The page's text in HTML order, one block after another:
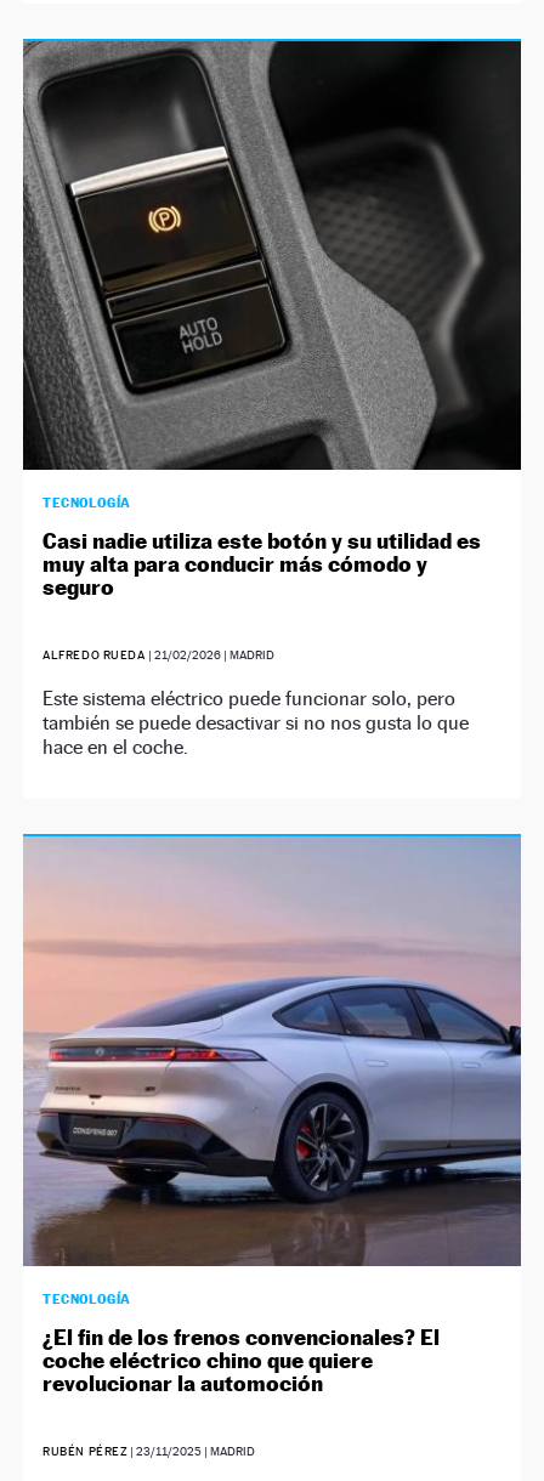
TECNOLOGÍA
Casi nadie utiliza este botón y su utilidad es
muy alta para conducir más cómodo y
seguro
ALFREDO RUEDA | 21/02/2026| MADRID
Este sistema eléctrico puede funcionar solo, pero
también se puede desactivar si no nos gusta lo que
hace en el coche.
TECNOLOGÍA
¿El fin de los frenos convencionales? El
coche eléctrico chino que quiere
revolucionar la automoción
RUBÉN PÉREZ |23/11/2025 | MADRID